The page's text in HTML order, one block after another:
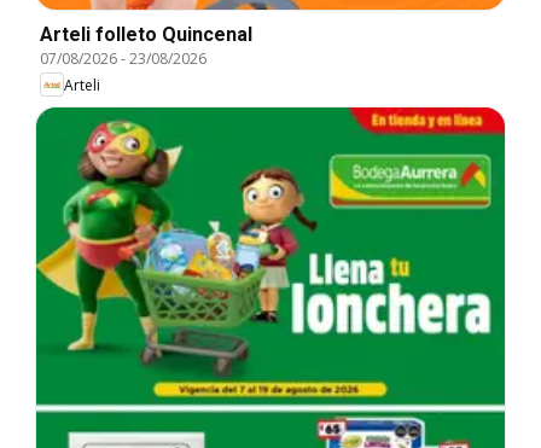
Arteli folleto Quincenal
07/08/2026-23/08/2026
Arteli